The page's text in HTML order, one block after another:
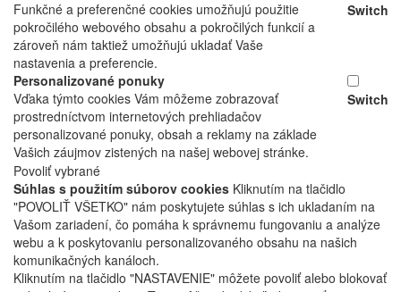
Funkčné a preferenčné cookies umožňujú použitie
pokročilého webového obsahu a pokročilých funkcií a
zároveň nám taktiež umožňujú ukladať Vaše
nastavenia a preferencie.
Switch
Personalizované ponuky
Vďaka týmto cookies Vám môžeme zobrazovať
prostredníctvom internetových prehliadačov
personalizované ponuky, obsah a reklamy na základe
Vašich záujmov zistených na našej webovej stránke.
Switch
Povoliť vybrané
Súhlas s použitím súborov cookies Kliknutím na tlačidlo
"POVOLIŤ VŠETKO" nám poskytujete súhlas s ich ukladaním na
Vašom zariadení, čo pomáha k správnemu fungovaniu a analýze
webu a k poskytovaniu personalizovaného obsahu na našich
komunikačných kanáloch.
Kliknutím na tlačidlo "NASTAVENIE" môžete povoliť alebo blokovať